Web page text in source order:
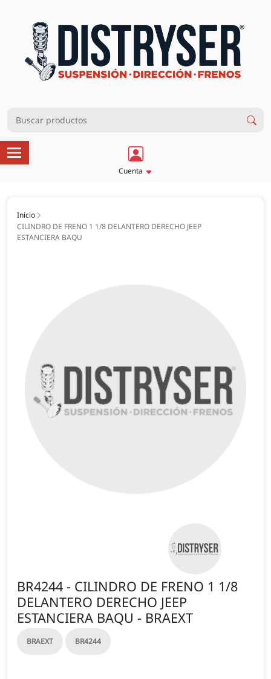
Cuenta
Inicio
CILINDRO DE FRENO 1 1/8 DELANTERO DERECHO JEEP
ESTANCIERA BAQU
BR4244 - CILINDRO DE FRENO 1 1/8
DELANTERO DERECHO JEEP
ESTANCIERA BAQU - BRAEXT
BRAEXT BR4244